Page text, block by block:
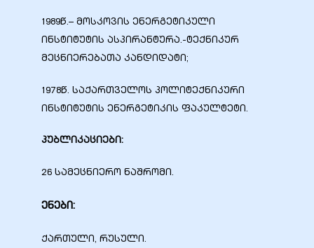
1989წ.– მოსკოვის ენერგეტიკული
ინსტიტუტის ასპირანტურა.-ტექნიკურ
მეცნიერებათა კანდიდატი;
1978წ. საქართველოს პოლიტექნიკური
ინსტიტუტის ენერგეტიკის ფაკულტეტი.
პუბლიკაციები:
26 სამეცნიერო ნაშრომი.
ენები:
ქართული, რუსული.